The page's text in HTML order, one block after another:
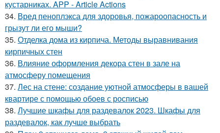
кустарниках. APP - Article Actions
34. Вред пеноплэкса для здоровья, пожароопасность и
грызут ли его мыши?
35. Отделка дома из кирпича. Методы выравнивания
кирпичных стен
36. Влияние оформления декора стен в зале на
атмосферу помещения
37. Лес на стене: создание уютной атмосферы в вашей
квартире с помощью обоев с росписью
38. Лучшие шкафы для раздевалок 2023. Шкафы для
раздевалок, как лучше выбрать